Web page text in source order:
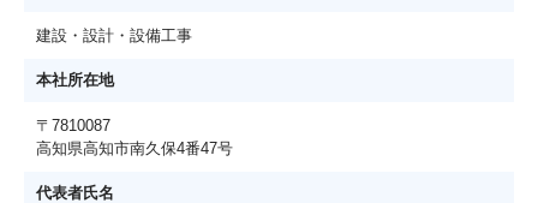
建設・設計・設備工事
本社所在地
〒7810087
高知県高知市南久保4番47号
代表者氏名